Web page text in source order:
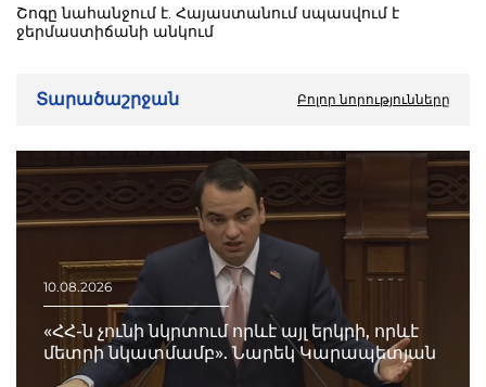
Շոգը նահանջում է. Հայաստանում սպասվում է
ջերմաստիճանի անկում
Տարածաշրջան Բոլոր նորությունները
10.08.2026
«ՀՀ-ն չունի նկրտում որևէ այլ երկրի, որևէ
մետրի նկատմամբ». Նարեկ Կարապետյան